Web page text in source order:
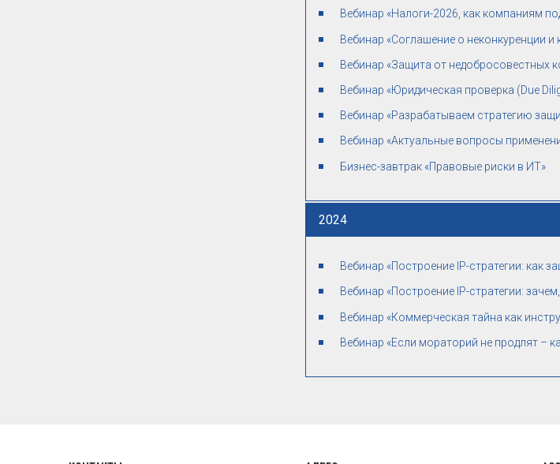
Вебинар «Налоги-2026, как компаниям
Вебинар «Соглашение о неконкуренции
Вебинар «Защита от недобросовестных
Вебинар «Юридическая проверка (Due
Вебинар «Разрабатываем стратегию
Вебинар «Актуальные вопросы
Бизнес-завтрак «Правовые риски в ИТ»
2024
Вебинар «Построение IP-стратегии: как
Вебинар «Построение IP-стратегии:
Вебинар «Коммерческая тайна как
Вебинар «Если мораторий не продлят –